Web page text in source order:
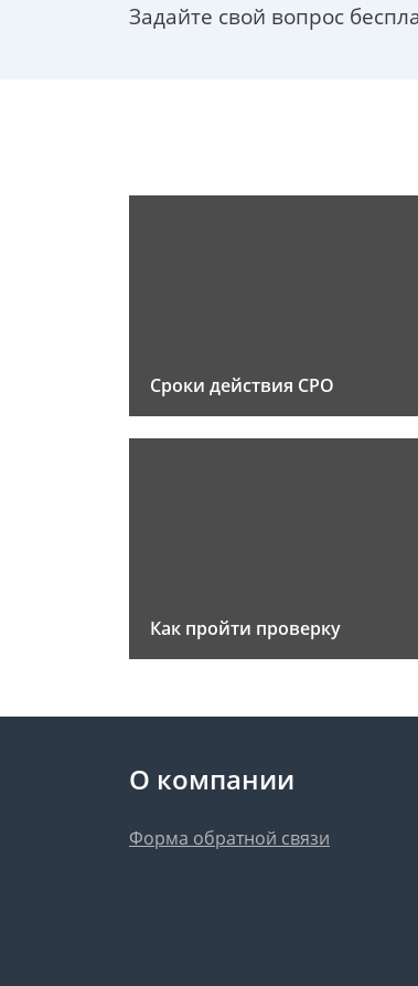
Задайте свой вопрос
Сроки действия СРО
Как пройти проверку
О компании
Форма обратной связи